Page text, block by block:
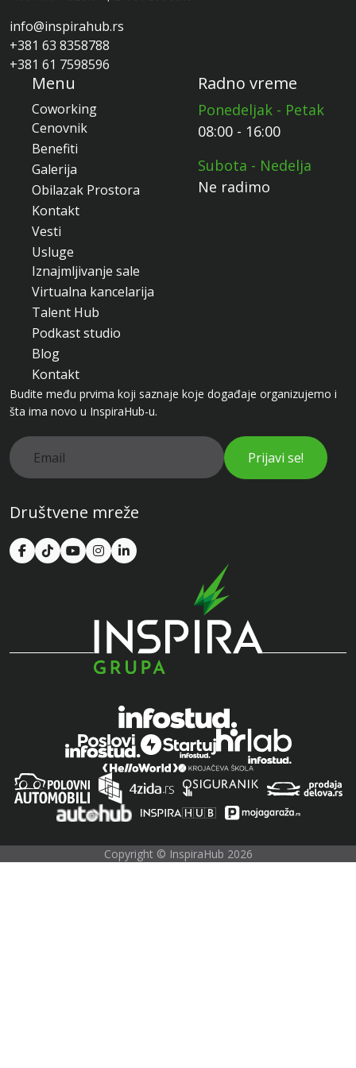
info@inspirahub.rs
+381 63 8358788
+381 61 7598596
Menu
Coworking
Cenovnik
Benefiti
Galerija
Obilazak Prostora
Kontakt
Vesti
Usluge
Iznajmljivanje sale
Virtualna kancelarija
Talent Hub
Podkast studio
Blog
Kontakt
Radno vreme
Ponedeljak - Petak
08:00 - 16:00
Subota - Nedelja
Ne radimo
Budite među prvima koji saznaje koje događaje organizujemo i
šta ima novo u InspiraHub-u.
Prijavi se!
Društvene mreže
Copyright © InspiraHub 2026